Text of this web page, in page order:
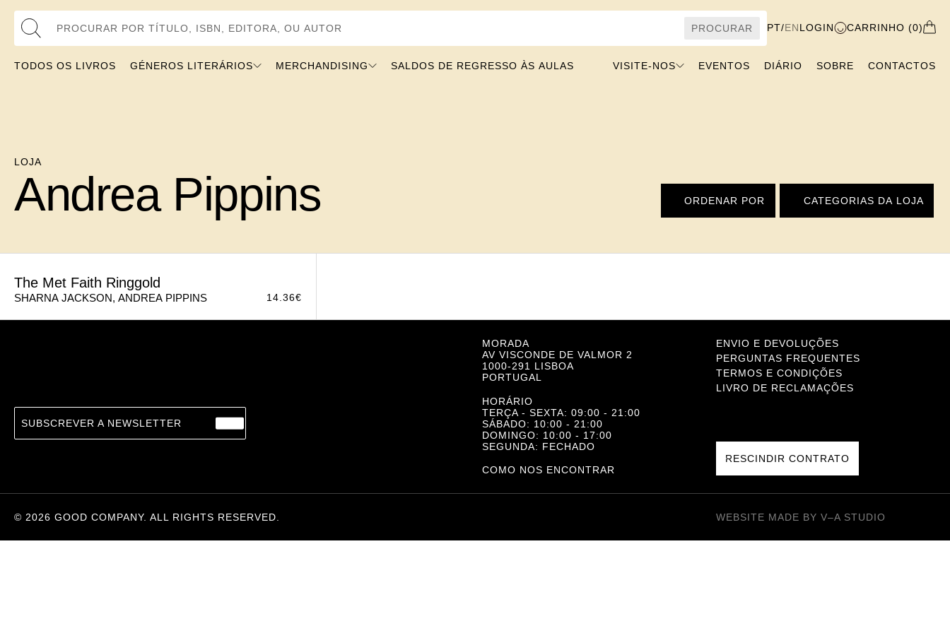
Procurar por Título, ISBN, Editora, ou Autor
PROCURAR PT/ENLOGIN CARRINHO (0)
TODOS OS LIVROS GÉNEROS LITERÁRIOS MERCHANDISING SALDOS DE REGRESSO ÀS AULAS VISITE-NOS EVENTOS DIÁRIO SOBRE CONTACTOS
LOJA
Andrea Pippins ORDENAR POR CATEGORIAS DA LOJA
The Met Faith Ringgold
SHARNA JACKSON, ANDREA PIPPINS 14.36€
SUBSCREVER A NEWSLETTER
MORADA
AV VISCONDE DE VALMOR 2
1000-291 LISBOA
PORTUGAL
HORÁRIO
TERÇA - SEXTA: 09:00 - 21:00
SÁBADO: 10:00 - 21:00
DOMINGO: 10:00 - 17:00
SEGUNDA: FECHADO
COMO NOS ENCONTRAR
ENVIO E DEVOLUÇÕES
PERGUNTAS FREQUENTES
TERMOS E CONDIÇÕES
LIVRO DE RECLAMAÇÕES
RESCINDIR CONTRATO
©2026 GOOD COMPANY. ALL RIGHTS RESERVED. WEBSITE MADE BY V–A STUDIO